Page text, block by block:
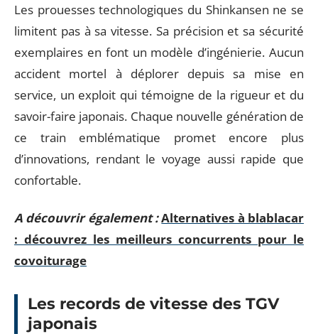
Les prouesses technologiques du Shinkansen ne se
limitent pas à sa vitesse. Sa précision et sa sécurité
exemplaires en font un modèle d’ingénierie. Aucun
accident mortel à déplorer depuis sa mise en
service, un exploit qui témoigne de la rigueur et du
savoir-faire japonais. Chaque nouvelle génération de
ce train emblématique promet encore plus
d’innovations, rendant le voyage aussi rapide que
confortable.
A découvrir également :Alternatives à blablacar
: découvrez les meilleurs concurrents pour le
covoiturage
Les records de vitesse des TGV
japonais